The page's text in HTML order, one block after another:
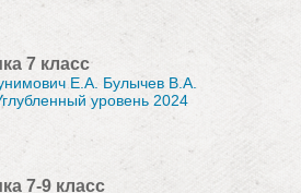
7 класс
Е.А. Булычев В.А.
уровень 2024
7-9 класс